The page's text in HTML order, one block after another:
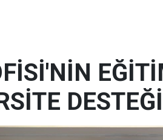
DESTEĞİ